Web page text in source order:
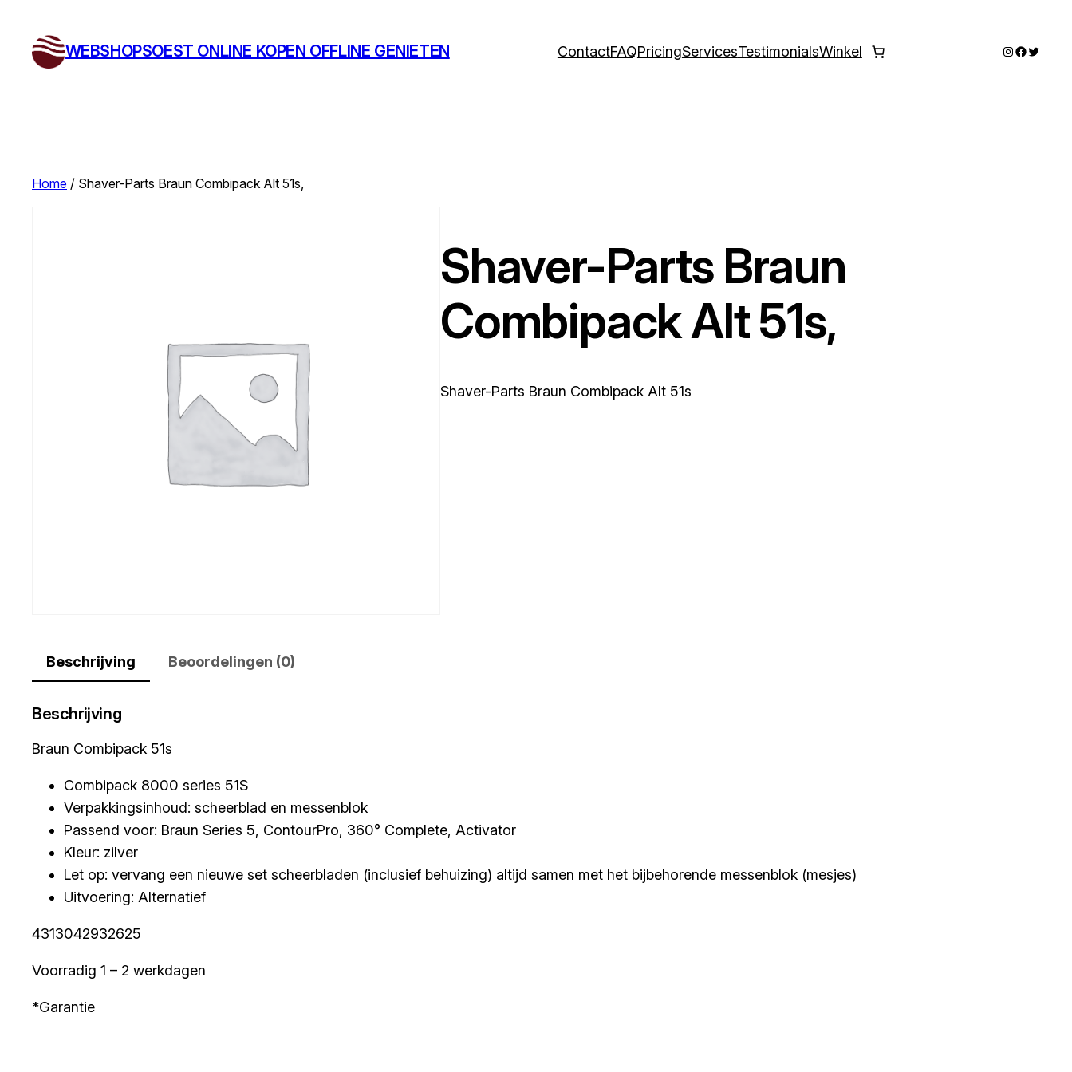
WEBSHOPSOEST ONLINE KOPEN OFFLINE GENIETEN ContactFAQPricingServicesTestimonialsWinkel Instagram
Twitter
Home / Shaver-Parts Braun Combipack Alt 51s,
Shaver-Parts Braun
Combipack Alt 51s,
Shaver-Parts Braun Combipack Alt 51s
Beschrijving Beoordelingen (0)
Beschrijving
Braun Combipack 51s
Combipack 8000 series 51S
Verpakkingsinhoud: scheerblad en messenblok
Passend voor: Braun Series 5, ContourPro, 360° Complete, Activator
Kleur: zilver
Let op: vervang een nieuwe set scheerbladen (inclusief behuizing) altijd samen met het bijbehorende messenblok (mesjes)
Uitvoering: Alternatief
4313042932625
Voorradig 1 – 2 werkdagen
*Garantie